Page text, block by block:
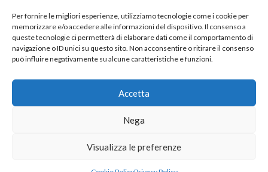
Per fornire le migliori esperienze, utilizziamo tecnologie come i cookie per
memorizzare e/o accedere alle informazioni del dispositivo. Il consenso a
queste tecnologie ci permetterà di elaborare dati come il comportamento di
navigazione o ID unici su questo sito. Non acconsentire o ritirare il consenso
può influire negativamente su alcune caratteristiche e funzioni.
Accetta
Nega
Visualizza le preferenze
ATC2 App
Installa la nostra app
Contattaci